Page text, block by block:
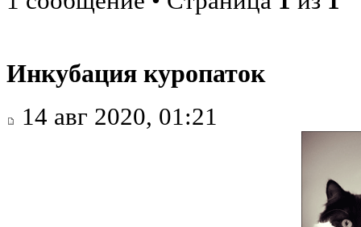
Инкубация куропаток
14 авг 2020, 01:21